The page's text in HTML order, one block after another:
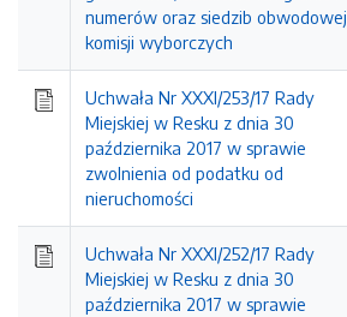
numerów oraz siedzib obwodowej
komisji wyborczych
Uchwała Nr XXXI/253/17 Rady
Miejskiej w Resku z dnia 30
października 2017 w sprawie
zwolnienia od podatku od
nieruchomości
Uchwała Nr XXXI/252/17 Rady
Miejskiej w Resku z dnia 30
października 2017 w sprawie